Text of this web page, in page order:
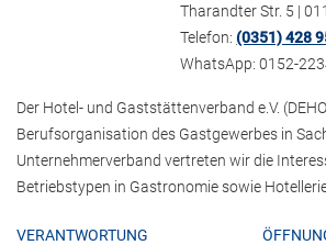
Tharandter Str. 5 |
Telefon:(0351) 428
WhatsApp: 0152-
Der Hotel- und Gaststättenverband e.V.
Berufsorganisation des Gastgewerbes in
Unternehmerverband vertreten wir die
Betriebstypen in Gastronomie sowie
VERANTWORTUNG